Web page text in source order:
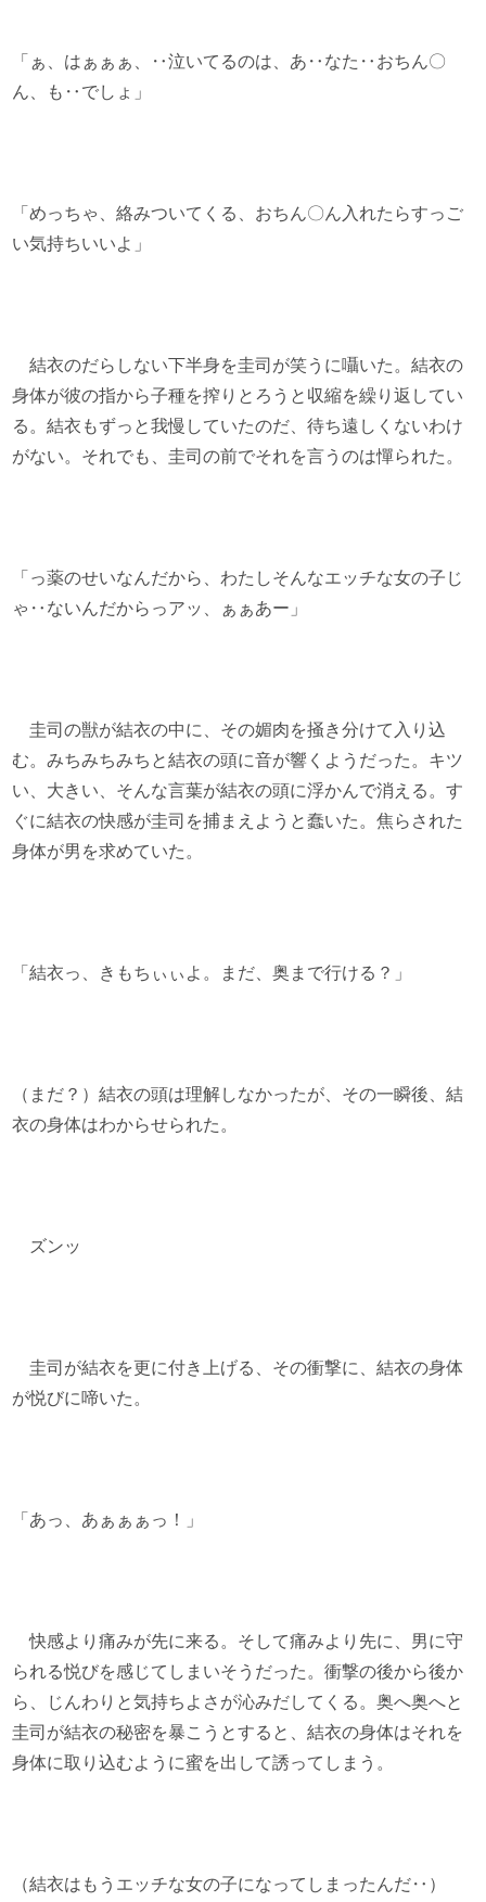
「ぁ、はぁぁぁ、‥泣いてるのは、あ‥なた‥おちん〇
ん、も‥でしょ」
「めっちゃ、絡みついてくる、おちん〇ん入れたらすっご
い気持ちいいよ」
結衣のだらしない下半身を圭司が笑うに囁いた。結衣の
身体が彼の指から子種を搾りとろうと収縮を繰り返してい
る。結衣もずっと我慢していたのだ、待ち遠しくないわけ
がない。それでも、圭司の前でそれを言うのは憚られた。
「っ薬のせいなんだから、わたしそんなエッチな女の子じ
ゃ‥ないんだからっアッ、ぁぁあー」
圭司の獣が結衣の中に、その媚肉を掻き分けて入り込
む。みちみちみちと結衣の頭に音が響くようだった。キツ
い、大きい、そんな言葉が結衣の頭に浮かんで消える。す
ぐに結衣の快感が圭司を捕まえようと蠢いた。焦らされた
身体が男を求めていた。
「結衣っ、きもちぃぃよ。まだ、奥まで行ける？」
（まだ？）結衣の頭は理解しなかったが、その一瞬後、結
衣の身体はわからせられた。
ズンッ
圭司が結衣を更に付き上げる、その衝撃に、結衣の身体
が悦びに啼いた。
「あっ、あぁぁぁっ！」
快感より痛みが先に来る。そして痛みより先に、男に守
られる悦びを感じてしまいそうだった。衝撃の後から後か
ら、じんわりと気持ちよさが沁みだしてくる。奥へ奥へと
圭司が結衣の秘密を暴こうとすると、結衣の身体はそれを
身体に取り込むように蜜を出して誘ってしまう。
（結衣はもうエッチな女の子になってしまったんだ‥）